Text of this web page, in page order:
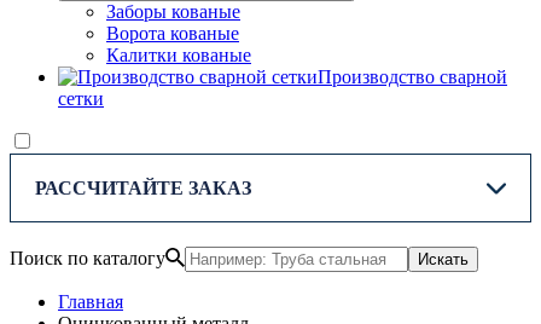
Заборы кованые
Ворота кованые
Калитки кованые
Производство сварной
сетки
РАССЧИТАЙТЕ ЗАКАЗ
Поиск по каталогу Искать
Главная